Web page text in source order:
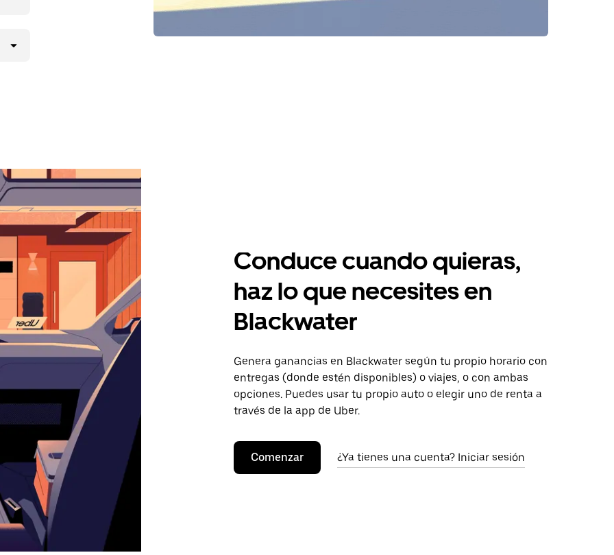
Conduce cuando quieras,
haz lo que necesites en
Blackwater
Genera ganancias en Blackwater según tu propio horario con
entregas (donde estén disponibles) o viajes, o con ambas
opciones. Puedes usar tu propio auto o elegir uno de renta a
través de la app de Uber.
Comenzar ¿Ya tienes una cuenta? Iniciar sesión